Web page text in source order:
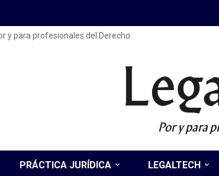
y para profesionales del Derecho
Por y para
PRÁCTICA JURÍDICA LEGALTECH